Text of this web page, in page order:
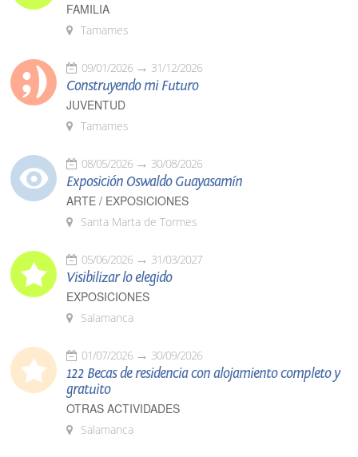
FAMILIA
Tamames
09/01/2026 31/12/2026
Construyendo mi Futuro
JUVENTUD
Tamames
08/05/2026 30/08/2026
Exposición Oswaldo Guayasamín
ARTE / EXPOSICIONES
Santa Marta de Tormes
05/06/2026 31/03/2027
Visibilizar lo elegido
EXPOSICIONES
Salamanca
01/07/2026 30/09/2026
122 Becas de residencia con alojamiento completo y
gratuito
OTRAS ACTIVIDADES
Salamanca